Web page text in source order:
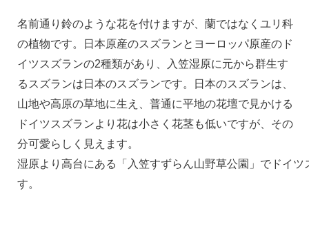
名前通り鈴のような花を付けますが、蘭ではなくユリ科
の植物です。日本原産のスズランとヨーロッパ原産のド
イツスズランの2種類があり、入笠湿原に元から群生す
るスズランは日本のスズランです。日本のスズランは、
山地や高原の草地に生え、普通に平地の花壇で見かける
ドイツスズランより花は小さく花茎も低いですが、その
分可愛らしく見えます。
湿原より高台にある「入笠すずらん山野草公園」でドイツ
す。